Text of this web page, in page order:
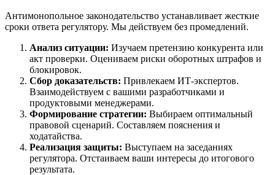
Антимонопольное законодательство устанавливает жесткие
сроки ответа регулятору. Мы действуем без промедлений.
Анализ ситуации: Изучаем претензию конкурента или
акт проверки. Оцениваем риски оборотных штрафов и
блокировок.
Сбор доказательств: Привлекаем ИТ-экспертов.
Взаимодействуем с вашими разработчиками и
продуктовыми менеджерами.
Формирование стратегии: Выбираем оптимальный
правовой сценарий. Составляем пояснения и
ходатайства.
Реализация защиты: Выступаем на заседаниях
регулятора. Отстаиваем ваши интересы до итогового
результата.